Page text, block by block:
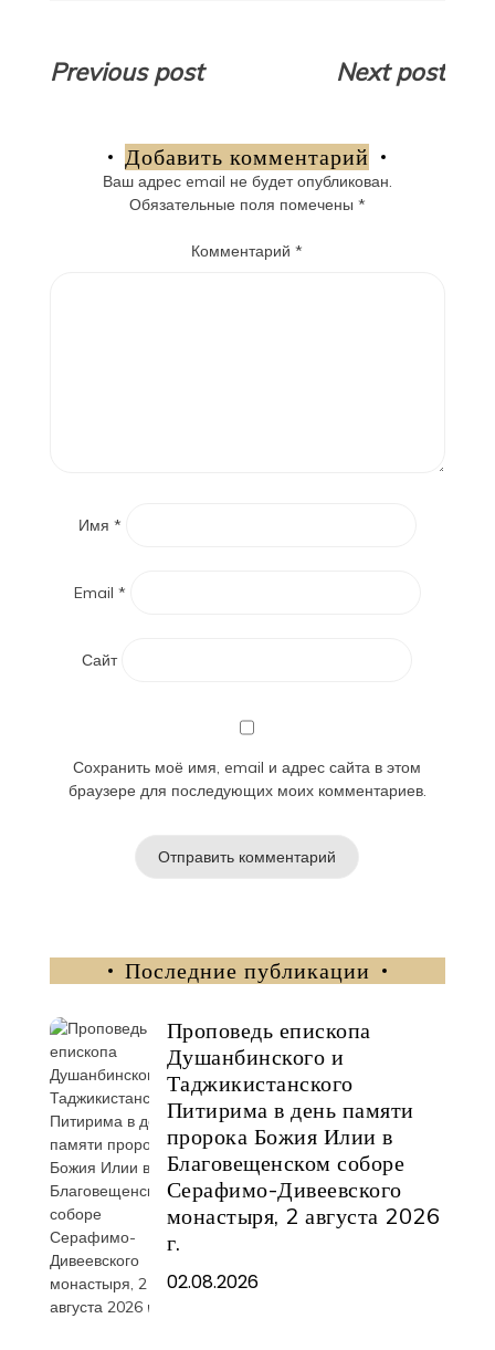
Навигация
записям
Previous post Next post
Добавить комментарий
Ваш адрес email не будет опубликован.
Обязательные поля помечены *
Комментарий*
Имя *
Email *
Сайт
Сохранить моё имя, email и адрес сайта в этом
браузере для последующих моих комментариев.
Последние публикации
Проповедь епископа
Душанбинского и
Таджикистанского
Питирима в день памяти
пророка Божия Илии в
Благовещенском соборе
Серафимо-Дивеевского
монастыря, 2 августа 2026
г.
02.08.2026